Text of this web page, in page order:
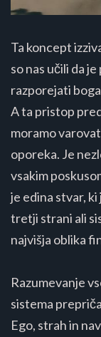
Ta koncept
so nas učili da
razporejati
A ta pristop
moramo
oporeka. Je
vsakim
je edina stvar, ki
tretji strani ali
najvišja oblika
Razumevanje
sistema
Ego, strah in